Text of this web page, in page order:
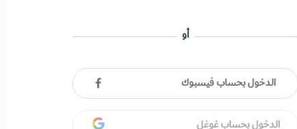
أو
الدخول بحساب فيسبوك
الدخول بحساب غوغل